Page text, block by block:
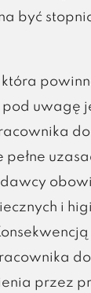
być
uwagę
pełne
i
przez